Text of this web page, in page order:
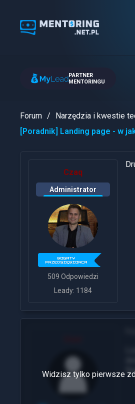
PARTNER
MENTORINGU
Forum Narzędzia i kwestie
[Poradnik] Landing page - w
Czaq
Administrator
509 Odpowiedzi
Leady: 1184
Widzisz tylko pierwsze